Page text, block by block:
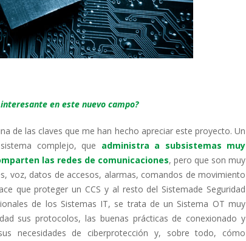
en este nuevo campo?
de las claves que me han hecho apreciar este proyecto. Un
complejo, que administra a subsistemas muy
las redes de comunicaciones, pero que son muy
voz, datos de accesos, alarmas, comandos de movimiento
que proteger un CCS y al resto del Sistemade Seguridad
de los Sistemas IT, se trata de un Sistema OT muy
sus protocolos, las buenas prácticas de conexionado y
necesidades de ciberprotección y, sobre todo, cómo